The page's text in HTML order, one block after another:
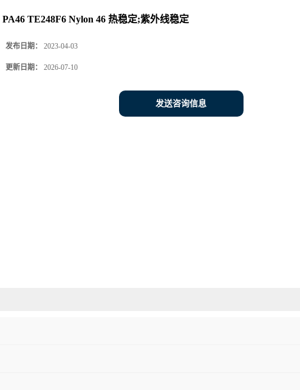
PA46 TE248F6 Nylon 46 热稳定;紫外线稳定
发布日期： 2023-04-03
更新日期： 2026-07-10
发送咨询信息